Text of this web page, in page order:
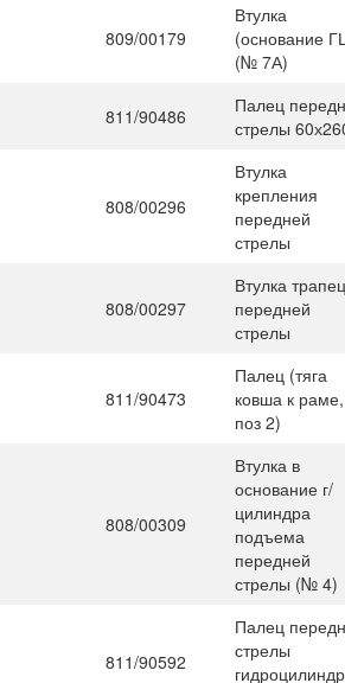
809/00179
Втулка
(основание
(№ 7А)
811/90486
Палец
стрелы
808/00296
Втулка
крепления
передней
стрелы
808/00297
Втулка
передней
стрелы
811/90473
Палец (тяга
ковша к раме,
поз 2)
808/00309
Втулка в
основание г/
цилиндра
подъема
передней
стрелы (№ 4)
811/90592
Палец
стрелы